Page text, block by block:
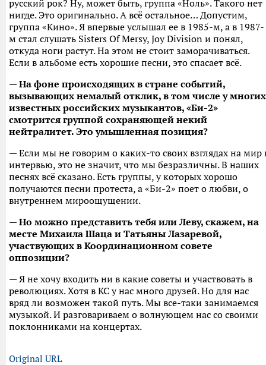
русский рок? Ну, может быть, группа «Ноль». Такого нет
нигде. Это оригинально. А всё остальное… Допустим,
группа «Кино». Я впервые услышал ее в 1985-м, а в 1987-
м стал слушать Sisters Of Mersy, Joy Division и понял,
откуда ноги растут. На этом не стоит заморачиваться.
Если в альбоме есть хорошие песни, это спасает всё.
— На фоне происходящих в стране событий,
вызывающих немалый отклик, в том числе у многих
известных российских музыкантов, «Би-2»
смотрится группой сохраняющей некий
нейтралитет. Это умышленная позиция?
— Если мы не говорим о каких-то своих взглядах на мир
интервью, это не значит, что мы безразличны. В наших
песнях всё сказано. Есть группы, у которых хорошо
получаются песни протеста, а «Би-2» поет о любви, о
внутреннем мироощущении.
— Но можно представить тебя или Леву, скажем, на
месте Михаила Шаца и Татьяны Лазаревой,
участвующих в Координационном совете
оппозиции?
— Я не хочу входить ни в какие советы и участвовать в
революциях. Хотя в КС у нас много друзей. Но для нас
вряд ли возможен такой путь. Мы все-таки занимаемся
музыкой. И разговариваем о волнующем нас со своими
поклонниками на концертах.
Original URL